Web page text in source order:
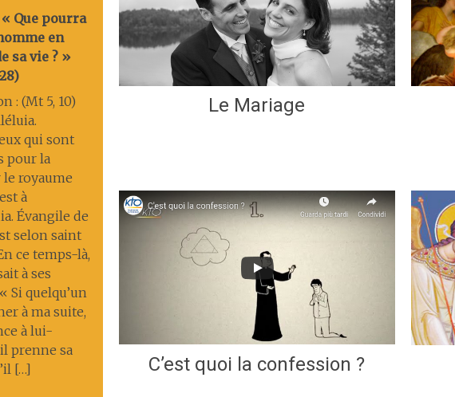
Que pourra
en
sa vie ? »
: (Mt 5, 10)
qui sont
pour la
le royaume
à
Évangile de
selon saint
ce temps-là,
à ses
Si quelqu’un
à ma suite,
à lui-
prenne sa
[…]
Le Mariage
C’est quoi la confession ?